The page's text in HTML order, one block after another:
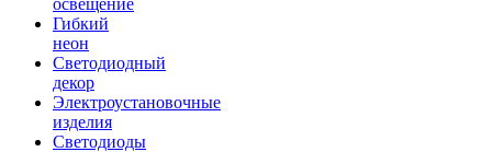
освещение
Гибкий
неон
Светодиодный
декор
Электроустановочные
изделия
Светодиоды